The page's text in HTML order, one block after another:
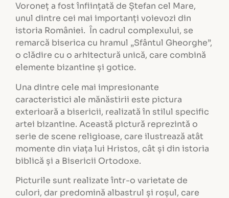
Voroneț a fost înființată de Ștefan cel Mare,
unul dintre cei mai importanți voievozi din
istoria României. În cadrul complexului, se
remarcă biserica cu hramul „Sfântul Gheorghe”,
o clădire cu o arhitectură unică, care combină
elemente bizantine și gotice.
Una dintre cele mai impresionante
caracteristici ale mănăstirii este pictura
exterioară a bisericii, realizată în stilul specific
artei bizantine. Această pictură reprezintă o
serie de scene religioase, care ilustrează atât
momente din viața lui Hristos, cât și din istoria
biblică și a Bisericii Ortodoxe.
Picturile sunt realizate într-o varietate de
culori, dar predomină albastrul și roșul, care